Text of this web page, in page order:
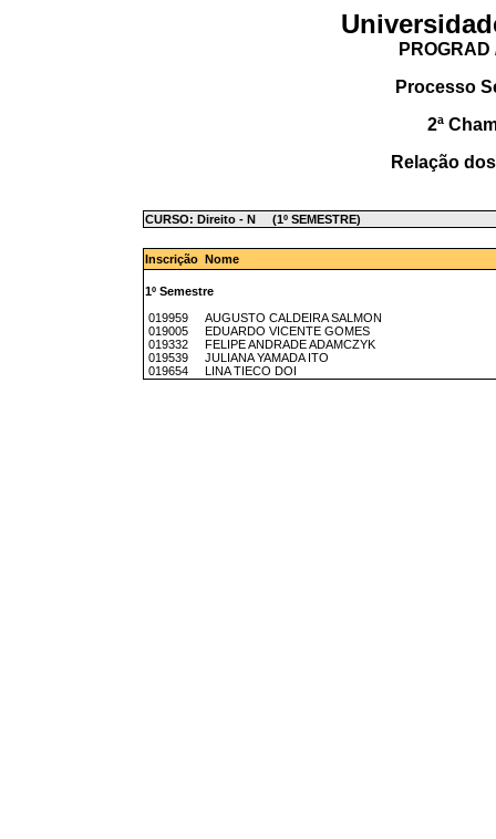
Processo
2ª
Relação
CURSO: Direito - N (1º SEMESTRE)
Inscrição Nome
1º Semestre
019959 AUGUSTO CALDEIRA SALMON
019005 EDUARDO VICENTE GOMES
019332 FELIPE ANDRADE ADAMCZYK
019539 JULIANA YAMADA ITO
019654 LINA TIECO DOI